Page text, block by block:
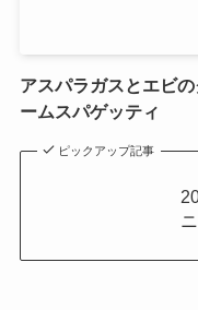
アスパラガスとエビの
ームスパゲッティ
ピックアップ記事